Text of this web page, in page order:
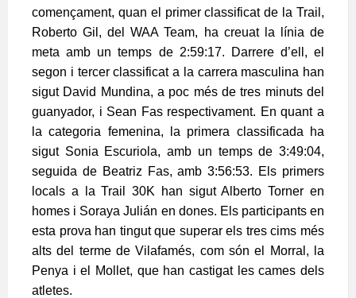
començament, quan el primer classificat de la Trail,
Roberto Gil, del WAA Team, ha creuat la línia de
meta amb un temps de 2:59:17. Darrere d’ell, el
segon i tercer classificat a la carrera masculina han
sigut David Mundina, a poc més de tres minuts del
guanyador, i Sean Fas respectivament. En quant a
la categoria femenina, la primera classificada ha
sigut Sonia Escuriola, amb un temps de 3:49:04,
seguida de Beatriz Fas, amb 3:56:53. Els primers
locals a la Trail 30K han sigut Alberto Torner en
homes i Soraya Julián en dones. Els participants en
esta prova han tingut que superar els tres cims més
alts del terme de Vilafamés, com són el Morral, la
Penya i el Mollet, que han castigat les cames dels
atletes.